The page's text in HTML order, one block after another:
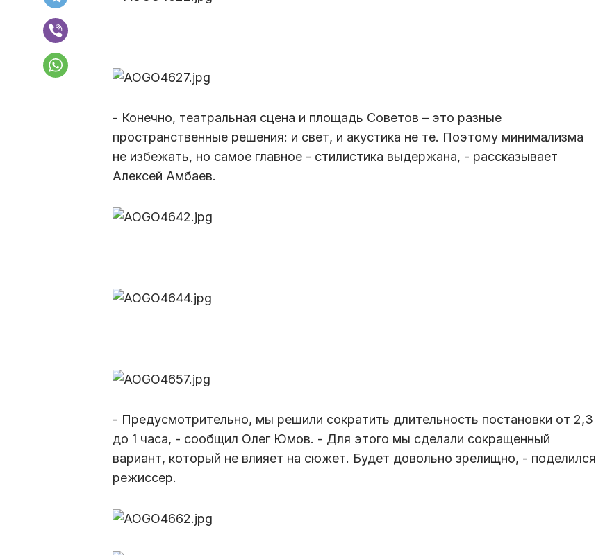
- Конечно, театральная сцена и площадь Советов – это разные
пространственные решения: и свет, и акустика не те. Поэтому минимализма
не избежать, но самое главное - стилистика выдержана, - рассказывает
Алексей Амбаев.
- Предусмотрительно, мы решили сократить длительность постановки от 2,3
до 1 часа, - сообщил Олег Юмов. - Для этого мы сделали сокращенный
вариант, который не влияет на сюжет. Будет довольно зрелищно, - поделился
режиссер.